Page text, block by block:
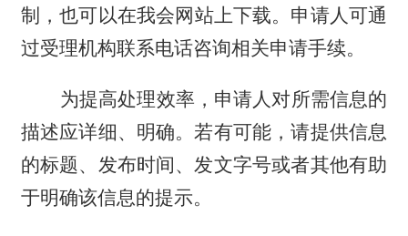
制，也可以在我会网站上下载。申请人可通
过受理机构联系电话咨询相关申请手续。
为提高处理效率，申请人对所需信息的
描述应详细、明确。若有可能，请提供信息
的标题、发布时间、发文字号或者其他有助
于明确该信息的提示。